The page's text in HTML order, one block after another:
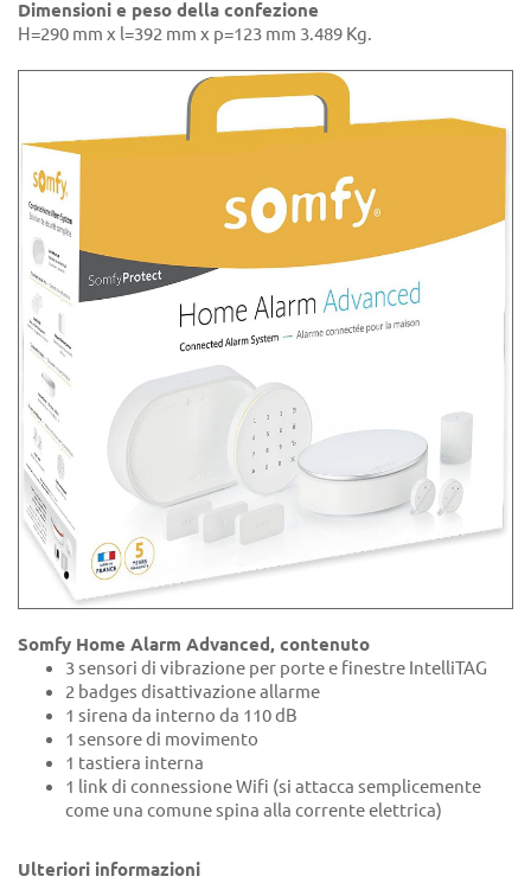
Dimensioni e peso della confezione
H=290 mm x l=392 mm x p=123 mm 3.489 Kg.
Somfy Home Alarm Advanced, contenuto
3 sensori di vibrazione per porte e finestre IntelliTAG
2 badges disattivazione allarme
1 sirena da interno da 110 dB
1 sensore di movimento
1 tastiera interna
1 link di connessione Wifi (si attacca semplicemente
come una comune spina alla corrente elettrica)
Ulteriori informazioni